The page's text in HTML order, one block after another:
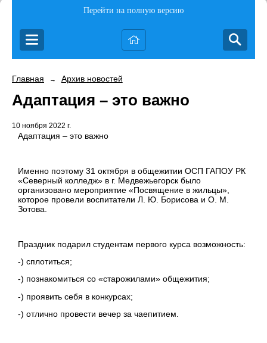
Перейти на полную версию
Главная → Архив новостей
Адаптация – это важно
10 ноября 2022 г.
Адаптация – это важно
Именно поэтому 31 октября в общежитии ОСП ГАПОУ РК
«Северный колледж» в г. Медвежьегорск было
организовано мероприятие «Посвящение в жильцы»,
которое провели воспитатели Л. Ю. Борисова и О. М.
Зотова.
Праздник подарил студентам первого курса возможность:
-) сплотиться;
-) познакомиться со «старожилами» общежития;
-) проявить себя в конкурсах;
-) отлично провести вечер за чаепитием.